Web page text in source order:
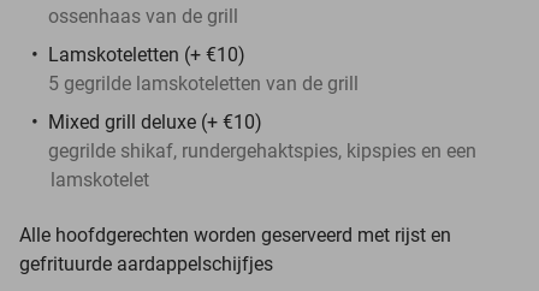
ossenhaas van de grill
Lamskoteletten (+ €10)
5 gegrilde lamskoteletten van de grill
Mixed grill deluxe (+ €10)
gegrilde shikaf, rundergehaktspies, kipspies en een
lamskotelet
Alle hoofdgerechten worden geserveerd met rijst en
gefrituurde aardappelschijfjes